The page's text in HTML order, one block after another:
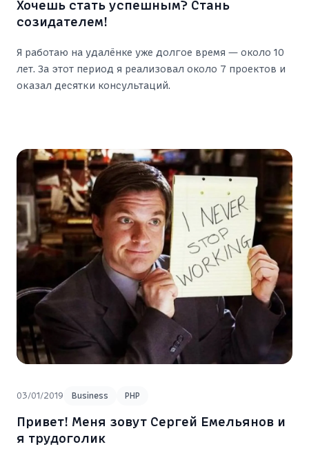
Хочешь стать успешным? Стань
созидателем!
Я работаю на удалёнке уже долгое время — около 10
лет. За этот период я реализовал около 7 проектов и
оказал десятки консультаций.
03/01/2019 Business PHP
Привет! Меня зовут Сергей Емельянов и
я трудоголик